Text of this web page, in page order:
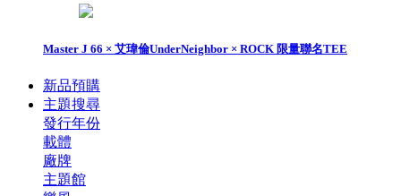
Master J 66 × 艾瑋倫UnderNeighbor × ROCK 限量聯名TEE
新品預購
主題搜尋
發行年份
載體
廠牌
主題館